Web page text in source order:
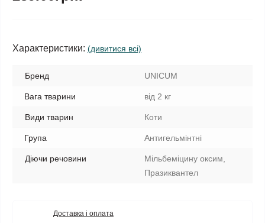
Характеристики: (дивитися всі)
Бренд UNICUM
Вага тварини від 2 кг
Види тварин Коти
Група Антигельмінтні
Діючи речовини
Мільбеміцину оксим,
Празиквантел
Доставка і оплата